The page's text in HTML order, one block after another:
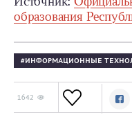
образования
ИНФОРМАЦИОННЫЕ
1642